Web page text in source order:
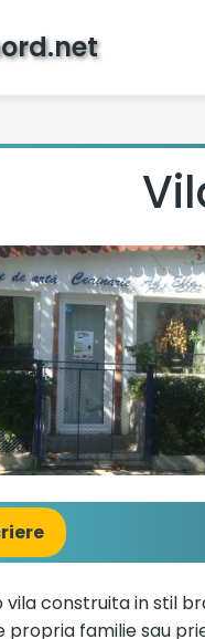
vila construita in stil
propria familie sau